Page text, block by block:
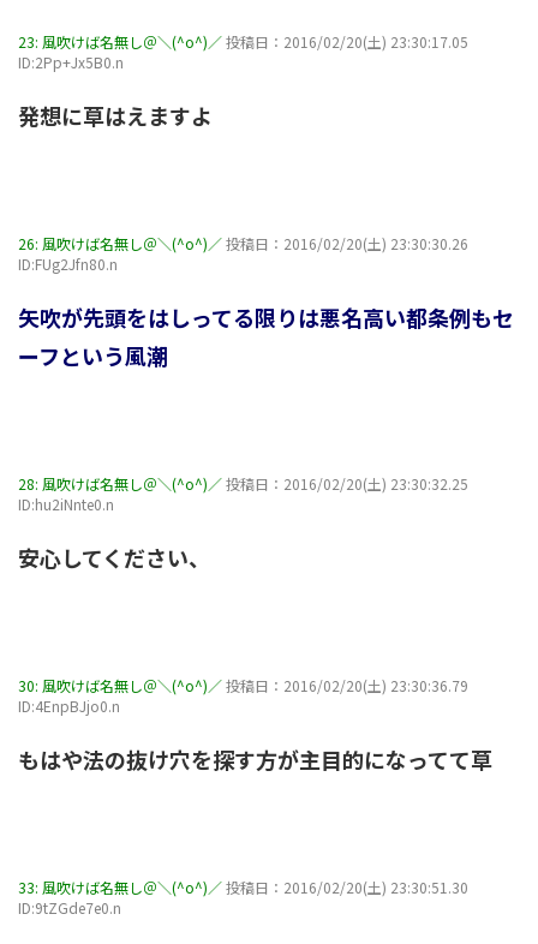
23: 風吹けば名無し＠＼(^o^)／投稿日：2016/02/20(土) 23:30:17.05
ID:2Pp+Jx5B0.n
発想に草はえますよ
26: 風吹けば名無し＠＼(^o^)／投稿日：2016/02/20(土) 23:30:30.26
ID:FUg2Jfn80.n
矢吹が先頭をはしってる限りは悪名高い都条例もセ
ーフという風潮
28: 風吹けば名無し＠＼(^o^)／投稿日：2016/02/20(土) 23:30:32.25
ID:hu2iNnte0.n
安心してください、
30: 風吹けば名無し＠＼(^o^)／投稿日：2016/02/20(土) 23:30:36.79
ID:4EnpBJjo0.n
もはや法の抜け穴を探す方が主目的になってて草
33: 風吹けば名無し＠＼(^o^)／投稿日：2016/02/20(土) 23:30:51.30
ID:9tZGde7e0.n